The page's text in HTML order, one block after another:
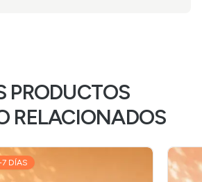
PRODUCTOS
RELACIONADOS
DÍAS